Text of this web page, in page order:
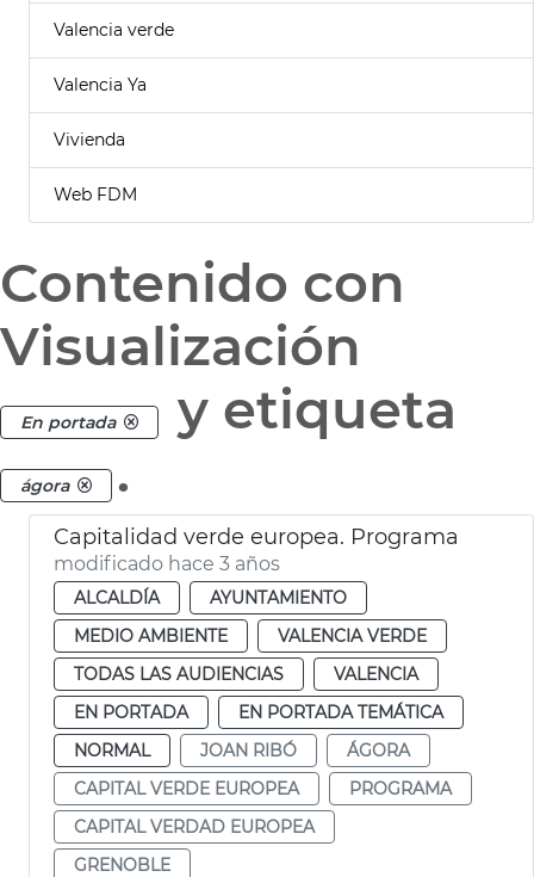
Valencia verde
Valencia Ya
Vivienda
Web FDM
Contenido con
Visualización
En portada y etiqueta
ágora .
Capitalidad verde europea. Programa
modificado hace 3 años
ALCALDÍA
AYUNTAMIENTO
MEDIO AMBIENTE
VALENCIA VERDE
TODAS LAS AUDIENCIAS
VALENCIA
EN PORTADA
EN PORTADA TEMÁTICA
NORMAL
JOAN RIBÓ
ÁGORA
CAPITAL VERDE EUROPEA
PROGRAMA
CAPITAL VERDAD EUROPEA
GRENOBLE